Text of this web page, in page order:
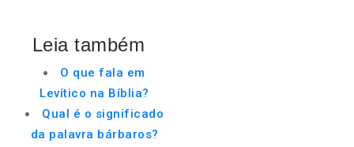
Leia também
O que fala em
Levítico na Bíblia?
Qual é o significado
da palavra bárbaros?